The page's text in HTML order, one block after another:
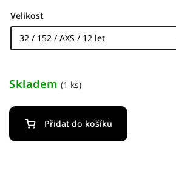
Velikost
Skladem (1 ks)
Přidat do košíku